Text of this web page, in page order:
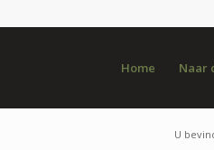
Home Naar
U